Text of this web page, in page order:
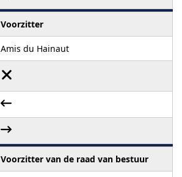
Voorzitter
Amis du Hainaut
Voorzitter van de raad van bestuur